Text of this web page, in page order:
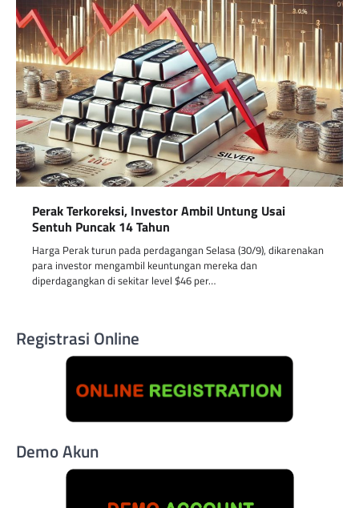
Perak Terkoreksi, Investor Ambil Untung Usai
Sentuh Puncak 14 Tahun
Harga Perak turun pada perdagangan Selasa (30/9), dikarenakan
para investor mengambil keuntungan mereka dan
diperdagangkan di sekitar level $46 per…
Registrasi Online
Demo Akun